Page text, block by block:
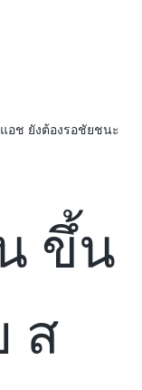
อช ยังต้องรอชัยชนะ
ขึ้น
ส